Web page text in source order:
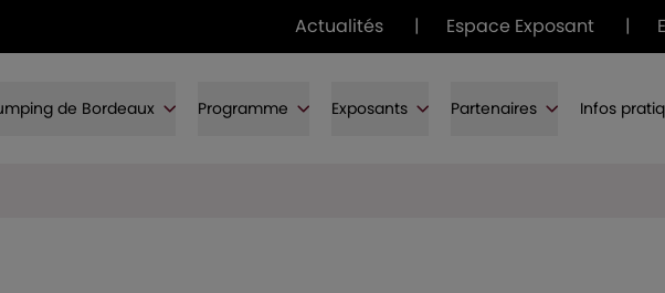
Actualités | Espace Exposant |
de Bordeaux Programme Exposants Partenaires Infos